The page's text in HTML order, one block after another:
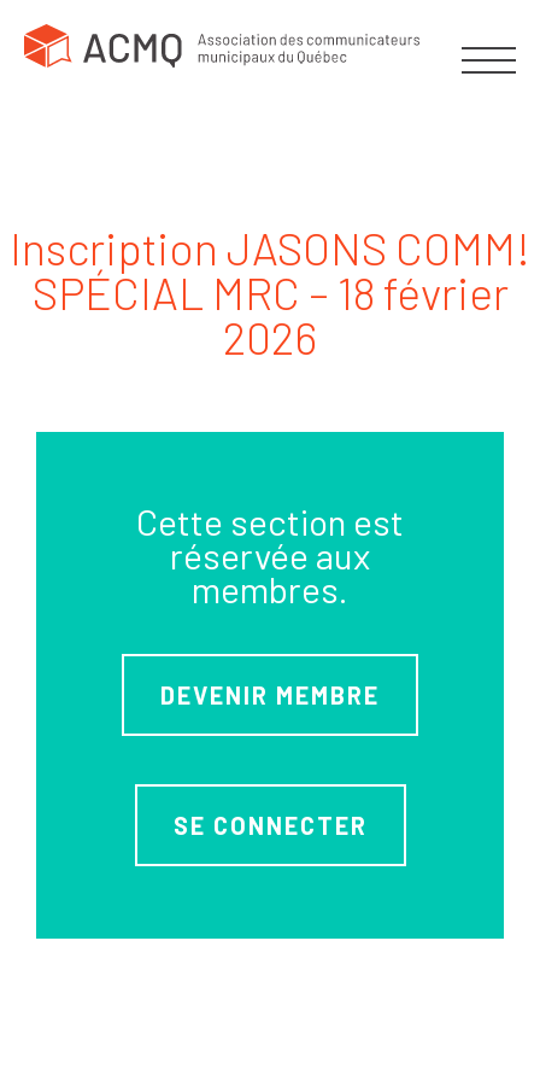
Inscription JASONS COMM!
SPÉCIAL MRC – 18 février
2026
Cette section est
réservée aux
membres.
DEVENIR MEMBRE
SE CONNECTER